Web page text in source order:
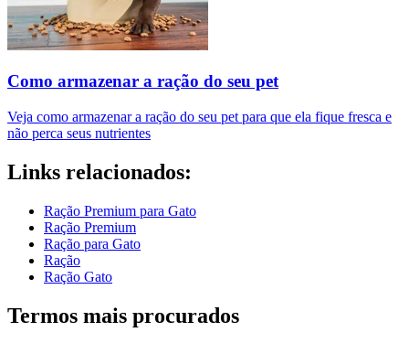
Como armazenar a ração do seu pet
Veja como armazenar a ração do seu pet para que ela fique fresca e
não perca seus nutrientes
Links relacionados:
Ração Premium para Gato
Ração Premium
Ração para Gato
Ração
Ração Gato
Termos mais procurados